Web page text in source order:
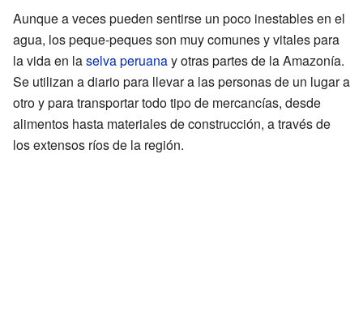
Aunque a veces pueden sentirse un poco inestables en el
agua, los peque-peques son muy comunes y vitales para
la vida en laselva peruanay otras partes de la Amazonía.
Se utilizan a diario para llevar a las personas de un lugar a
otro y para transportar todo tipo de mercancías, desde
alimentos hasta materiales de construcción, a través de
los extensos ríos de la región.